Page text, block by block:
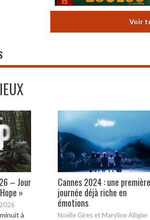
Voir
– Jour
»
à
Cannes 2024 : une première
journée déjà riche en
émotions
Noëlle Gires et Maryline Alligier